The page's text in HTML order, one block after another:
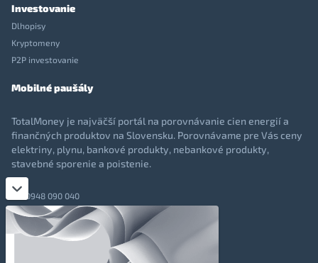
Investovanie
Dlhopisy
Kryptomeny
P2P investovanie
Mobilné paušály
TotalMoney je najväčší portál na porovnávanie cien energií a
finančných produktov na Slovensku. Porovnávame pre Vás ceny
elektriny, plynu, bankové produkty, nebankové produkty,
stavebné sporenie a poistenie.
0948 090 040
+421 948 090 051
info@totalmoney.sk